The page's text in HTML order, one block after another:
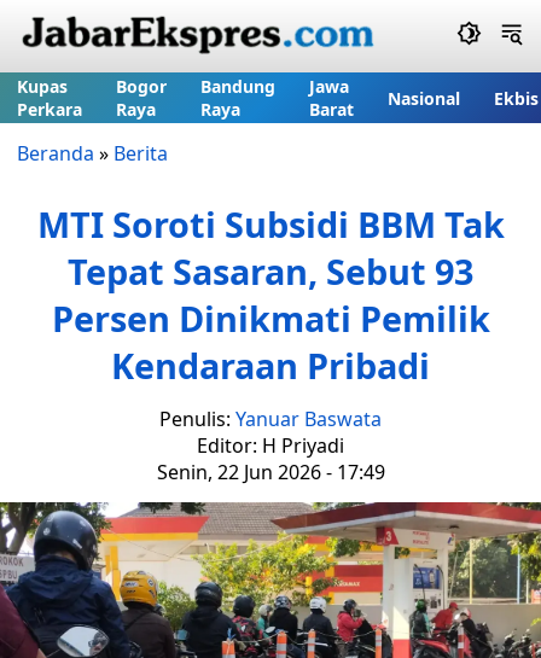
Kupas
Perkara
Bogor
Raya
Bandung
Raya
Jawa
Barat
Nasional Ekbis
Beranda » Berita
MTI Soroti Subsidi BBM Tak
Tepat Sasaran, Sebut 93
Persen Dinikmati Pemilik
Kendaraan Pribadi
Penulis: Yanuar Baswata
Editor: H Priyadi
Senin, 22 Jun 2026 - 17:49